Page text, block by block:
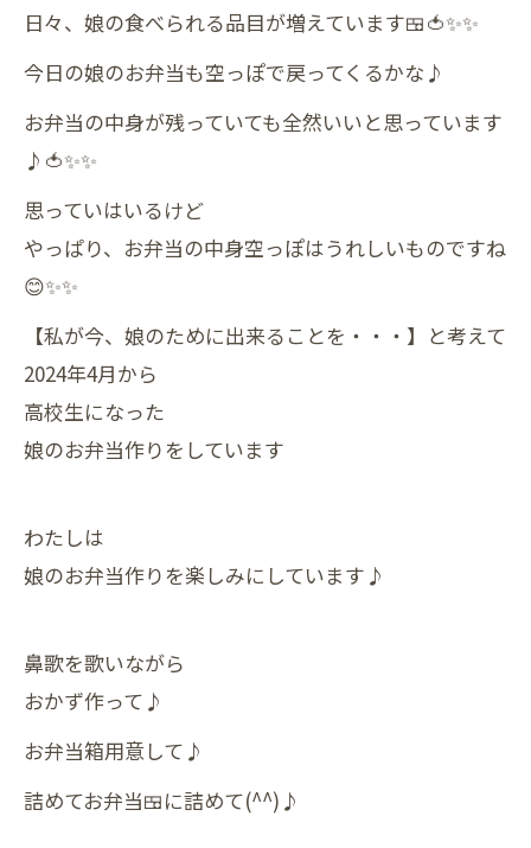
日々、娘の食べられる品目が増えています🍱🍅✨️✨️
今日の娘のお弁当も空っぽで戻ってくるかな♪
お弁当の中身が残っていても全然いいと思っています
♪🍅✨️✨️
思っていはいるけど
やっぱり、お弁当の中身空っぽはうれしいものですね
😊✨️✨️
【私が今、娘のために出来ることを・・・】と考えて
2024年4月から
高校生になった
娘のお弁当作りをしています
わたしは
娘のお弁当作りを楽しみにしています♪
鼻歌を歌いながら
おかず作って♪
お弁当箱用意して♪
詰めてお弁当🍱に詰めて(^^)♪